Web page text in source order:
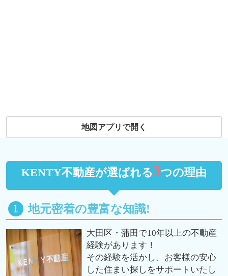
地図アプリで開く
KENTY不動産が選ばれる3つの理由
地元密着の豊富な知識!
大田区・蒲田で10年以上の不動産
経験があります！
その経験を活かし、お客様の安心
した住まい探しをサポートいたし